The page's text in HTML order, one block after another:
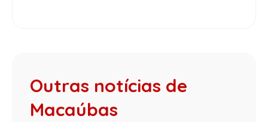
Outras notícias de
Macaúbas